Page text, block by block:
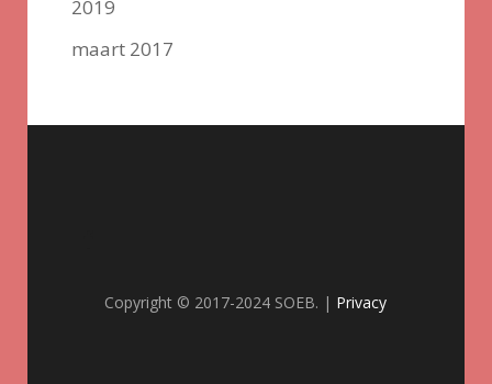
2019
maart 2017
Copyright © 2017-2024 SOEB. | Privacy